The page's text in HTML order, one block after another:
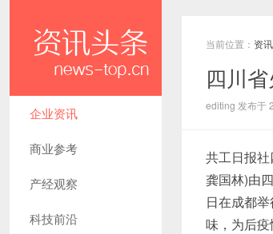
企业资讯
商业参考
产经观察
科技前沿
当前位置： 资
四川
editing 发布于
共工日报
龚国林)由
日在成都
味，为后疫